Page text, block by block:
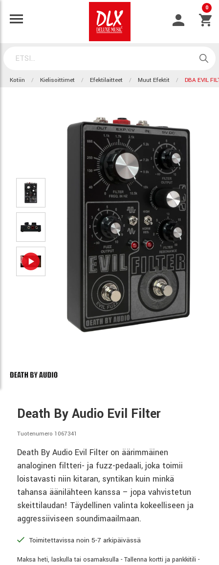
0
Kotiin Kielisoittimet Efektilaitteet Muut Efektit DBA EVIL
Death By Audio Evil Filter
Tuotenumero 1067341
Death By Audio Evil Filter on äärimmäinen
analoginen filtteri- ja fuzz-pedaali, joka toimii
loistavasti niin kitaran, syntikan kuin minkä
tahansa äänilähteen kanssa – jopa vahvistetun
skeittilaudan! Täydellinen valinta kokeelliseen ja
aggressiiviseen soundimaailmaan.
Toimitettavissa noin 5-7 arkipäivässä
Maksa heti, laskulla tai osamaksulla - Tallenna kortti ja pankkitili -